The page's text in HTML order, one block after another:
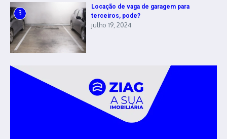
3
Locação de vaga de garagem para
terceiros, pode?
julho 19, 2024